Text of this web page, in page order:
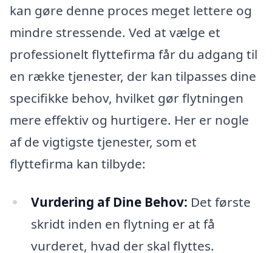
kan gøre denne proces meget lettere og
mindre stressende. Ved at vælge et
professionelt flyttefirma får du adgang til
en række tjenester, der kan tilpasses dine
specifikke behov, hvilket gør flytningen
mere effektiv og hurtigere. Her er nogle
af de vigtigste tjenester, som et
flyttefirma kan tilbyde:
Vurdering af Dine Behov: Det første
skridt inden en flytning er at få
vurderet, hvad der skal flyttes.